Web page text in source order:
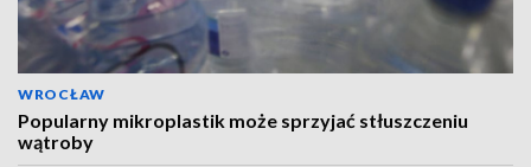
WROCŁAW
Popularny mikroplastik może sprzyjać stłuszczeniu
wątroby